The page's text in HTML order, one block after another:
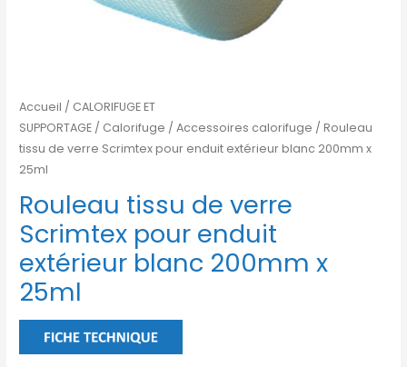
Accueil / CALORIFUGE ET
SUPPORTAGE / Calorifuge /Accessoires calorifuge / Rouleau
tissu de verre Scrimtex pour enduit extérieur blanc 200mm x
25ml
Rouleau tissu de verre
Scrimtex pour enduit
extérieur blanc 200mm x
25ml